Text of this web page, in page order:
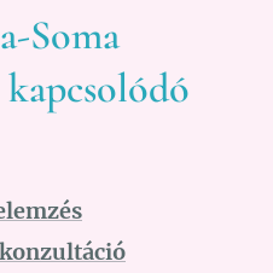
Soma